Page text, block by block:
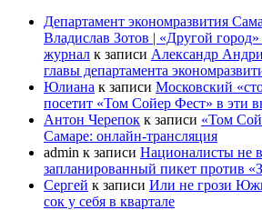
Департамент экономразвития
Владислав Зотов | «Другой
журнал к записи Александр
главы департамента
Юлиана к записи Московский
посетит «Том Сойер Фест» в эти
Антон Черепок к записи «Том
Самаре: онлайн-трансляция
admin к записи Националисты не
запланированный пикет против
Сергей к записи Или не грози
сок у себя в квартале